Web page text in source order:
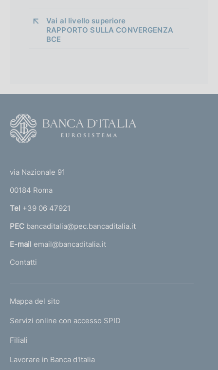
Vai al livello superiore
RAPPORTO SULLA CONVERGENZA
BCE
r
n
a
l
'
m
e
a
g
via Nazionale 91
00184 Roma
Tel +39 06 47921
PEC bancaditalia@pec.bancaditalia.it
E-mail email@bancaditalia.it
Contatti
L
N
K
T
Mappa del sito
Servizi online con accesso SPID
Filiali
Lavorare in Banca d'Italia